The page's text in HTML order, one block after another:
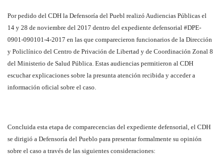
Por pedido del CDH la Defensoría del Puebl realizó Audiencias Públicas el
14 y 28 de noviembre del 2017 dentro del expediente defensorial #DPE-
0901-090101-4-2017 en las que comparecieron funcionarios de la Dirección
y Policlínico del Centro de Privación de Libertad y de Coordinación Zonal 8
del Ministerio de Salud Pública. Estas audiencias permitieron al CDH
escuchar explicaciones sobre la presunta atención recibida y acceder a
información oficial sobre el caso.
Concluida esta etapa de comparecencias del expediente defensorial, el CDH
se dirigió a Defensoría del Pueblo para presentar formalmente su opinión
sobre el caso a través de las siguientes consideraciones: